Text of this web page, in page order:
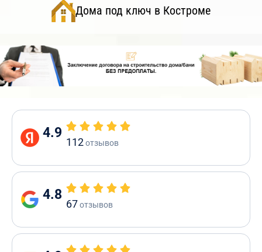
Дома под ключ в Костроме
4.9
112отзывов
4.8
67отзывов